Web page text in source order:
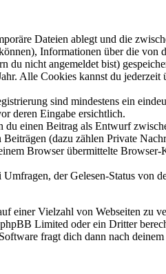
Dateien ablegt und die
Informationen über die von
du nicht angemeldet bist)
Alle Cookies kannst du
sind mindestens ein
deren Eingabe ersichtlich.
einen Beitrag als Entwurf
(dazu zählen Private
Browser übermittelte Browser-
der Gelesen-Status von
einer Vielzahl von Webseiten zu
Limited oder ein Dritter
fragt dich dann nach